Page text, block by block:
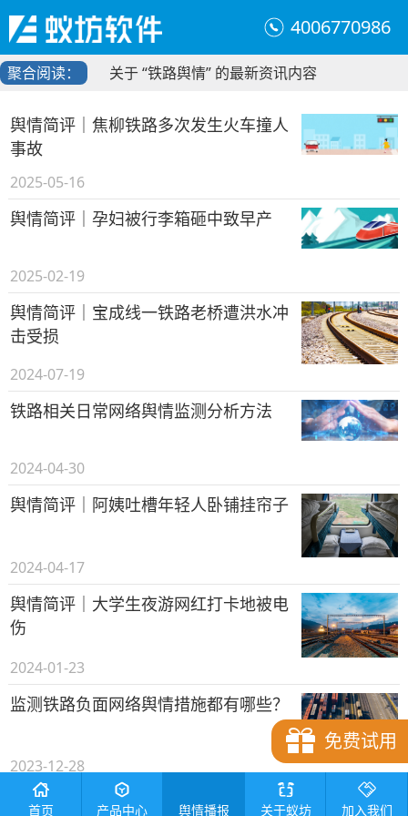
4006770986
聚合阅读： 关于 “铁路舆情” 的最新资讯内容
舆情简评｜焦柳铁路多次发生火车撞人
事故
2025-05-16
舆情简评｜孕妇被行李箱砸中致早产
2025-02-19
舆情简评｜宝成线一铁路老桥遭洪水冲
击受损
2024-07-19
铁路相关日常网络舆情监测分析方法
2024-04-30
舆情简评｜阿姨吐槽年轻人卧铺挂帘子
2024-04-17
舆情简评｜大学生夜游网红打卡地被电
伤
2024-01-23
监测铁路负面网络舆情措施都有哪些？
2023-12-28
“泰安高铁候车室共享按摩椅事件”舆情
免费试用
首页 产品中心 舆情播报 关于蚁坊 加入我们